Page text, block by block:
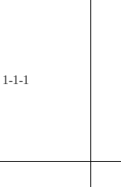
1-1-1